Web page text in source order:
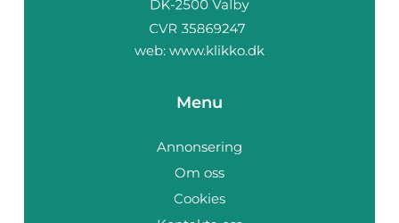
web: www.klikko.dk
Menu
Annonsering
Om oss
Cookies